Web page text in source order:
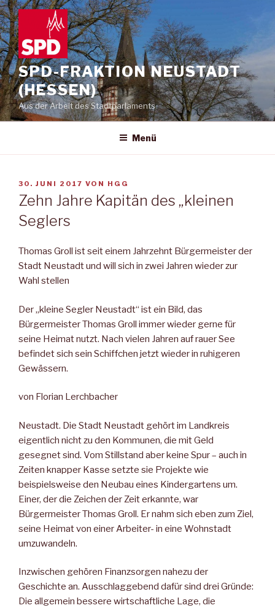
Zum
Inhalt
springen
SPD-FRAKTION NEUSTADT
(HESSEN)
Aus der Arbeit des Stadtparlaments
Menü
VERÖFFENTLICHT
AM
30. JUNI 2017 VON HGG
Zehn Jahre Kapitän des „kleinen
Seglers
Thomas Groll ist seit einem Jahrzehnt Bürgermeister der
Stadt Neustadt und will sich in zwei Jahren wieder zur
Wahl stellen
Der „kleine Segler Neustadt“ ist ein Bild, das
Bürgermeister Thomas Groll immer wieder gerne für
seine Heimat nutzt. Nach vielen Jahren auf rauer See
befindet sich sein Schiffchen jetzt wieder in ruhigeren
Gewässern.
von Florian Lerchbacher
Neustadt. Die Stadt Neustadt gehört im Landkreis
eigentlich nicht zu den Kommunen, die mit Geld
gesegnet sind. Vom Stillstand aber keine Spur – auch in
Zeiten knapper Kasse setzte sie Projekte wie
beispielsweise den Neubau eines Kindergartens um.
Einer, der die Zeichen der Zeit erkannte, war
Bürgermeister Thomas Groll. Er nahm sich eben zum Ziel,
seine Heimat von einer Arbeiter- in eine Wohnstadt
umzuwandeln.
Inzwischen gehören Finanzsorgen nahezu der
Geschichte an. Ausschlaggebend dafür sind drei Gründe:
Die allgemein bessere wirtschaftliche Lage, die